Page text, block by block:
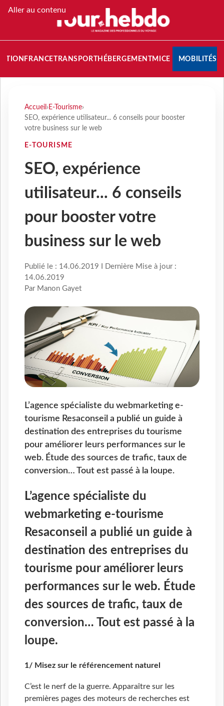
Aller au contenu
FRANCETRANSPORT HÉBERGEMENTMICE MOBILITÉS
Accueil › E-Tourisme›
SEO, expérience utilisateur... 6 conseils pour booster
votre business sur le web
E-TOURISME
SEO, expérience
utilisateur... 6 conseils
pour booster votre
business sur le web
Publié le : 14.06.2019 I Dernière Mise à jour :
14.06.2019
Par Manon Gayet
L’agence spécialiste du webmarketing e-
tourisme Resaconseil a publié un guide à
destination des entreprises du tourisme
pour améliorer leurs performances sur le
web. Étude des sources de trafic, taux de
conversion… Tout est passé à la loupe.
L’agence spécialiste du
webmarketing e-tourisme
Resaconseil a publié un guide à
destination des entreprises du
tourisme pour améliorer leurs
performances sur le web. Étude
des sources de trafic, taux de
conversion… Tout est passé à la
loupe.
1/ Misez sur le référencement naturel
C’est le nerf de la guerre. Apparaître sur les
premières pages des moteurs de recherches est